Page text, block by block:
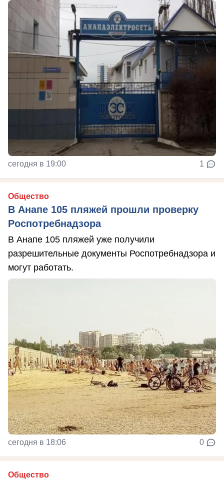
сегодня в 19:00 1
Общество
В Анапе 105 пляжей прошли проверку
Роспотребнадзора
В Анапе 105 пляжей уже получили
разрешительные документы Роспотребнадзора и
могут работать.
сегодня в 18:06 0
Общество